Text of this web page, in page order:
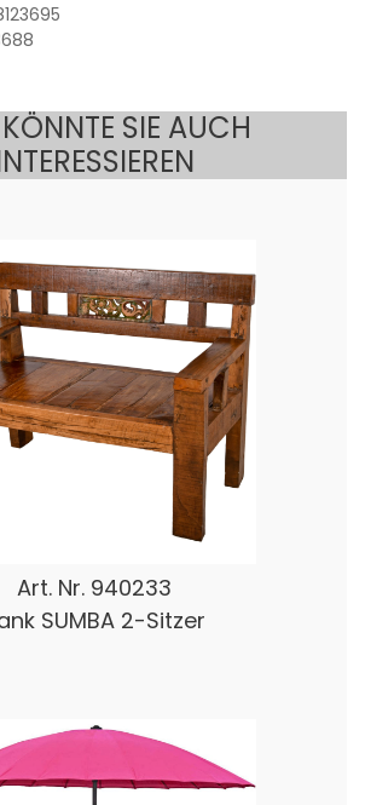
SIE AUCH
Art. Nr. 940233
SUMBA 2-Sitzer